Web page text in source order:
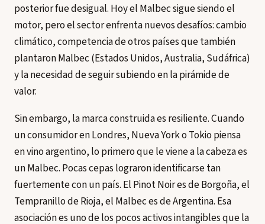
posterior fue desigual. Hoy el Malbec sigue siendo el
motor, pero el sector enfrenta nuevos desafíos: cambio
climático, competencia de otros países que también
plantaron Malbec (Estados Unidos, Australia, Sudáfrica)
y la necesidad de seguir subiendo en la pirámide de
valor.
Sin embargo, la marca construida es resiliente. Cuando
un consumidor en Londres, Nueva York o Tokio piensa
en vino argentino, lo primero que le viene a la cabeza es
un Malbec. Pocas cepas lograron identificarse tan
fuertemente con un país. El Pinot Noir es de Borgoña, el
Tempranillo de Rioja, el Malbec es de Argentina. Esa
asociación es uno de los pocos activos intangibles que la